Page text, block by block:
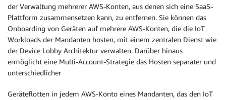
der Verwaltung mehrerer AWS-Konten, aus denen sich eine SaaS-
Plattform zusammensetzen kann, zu entfernen. Sie können das
Onboarding von Geräten auf mehrere AWS-Konten, die die IoT
Workloads der Mandanten hosten, mit einem zentralen Dienst wie
der Device Lobby Architektur verwalten. Darüber hinaus
ermöglicht eine Multi-Account-Strategie das Hosten separater und
unterschiedlicher
Geräteflotten in jedem AWS-Konto eines Mandanten, das den IoT